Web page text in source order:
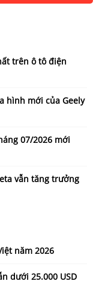
trên ô tô điện
hình mới của Geely
07/2026 mới
vẫn tăng trưởng
năm 2026
dưới 25.000 USD